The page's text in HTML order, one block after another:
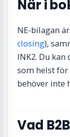
När i
NE-bilagan är
closing),
INK2. Du
som helst
behöver inte
Vad